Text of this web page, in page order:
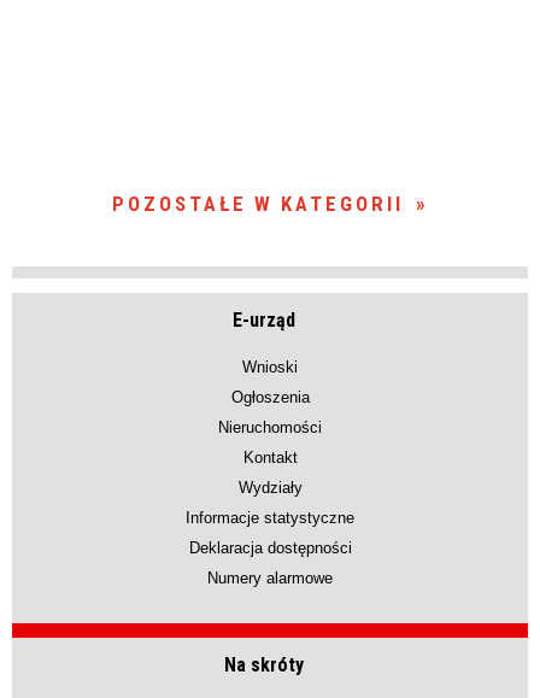
POZOSTAŁE W KATEGORII
E-urząd
Wnioski
Ogłoszenia
Nieruchomości
Kontakt
Wydziały
Informacje statystyczne
Deklaracja dostępności
Numery alarmowe
Na skróty